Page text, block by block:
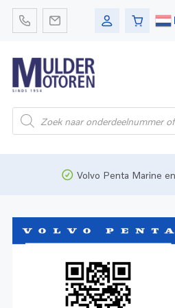
Onderdelen
Bedrijfsvaart
Volvo Penta Marine